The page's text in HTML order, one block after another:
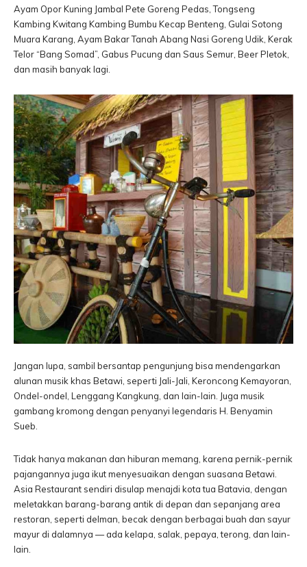
Ayam Opor Kuning Jambal Pete Goreng Pedas, Tongseng
Kambing Kwitang Kambing Bumbu Kecap Benteng, Gulai Sotong
Muara Karang, Ayam Bakar Tanah Abang Nasi Goreng Udik, Kerak
Telor “Bang Somad”, Gabus Pucung dan Saus Semur, Beer Pletok,
dan masih banyak lagi.
Jangan lupa, sambil bersantap pengunjung bisa mendengarkan
alunan musik khas Betawi, seperti Jali-Jali, Keroncong Kemayoran,
Ondel-ondel, Lenggang Kangkung, dan lain-lain. Juga musik
gambang kromong dengan penyanyi legendaris H. Benyamin
Sueb.
Tidak hanya makanan dan hiburan memang, karena pernik-pernik
pajangannya juga ikut menyesuaikan dengan suasana Betawi.
Asia Restaurant sendiri disulap menajdi kota tua Batavia, dengan
meletakkan barang-barang antik di depan dan sepanjang area
restoran, seperti delman, becak dengan berbagai buah dan sayur
mayur di dalamnya — ada kelapa, salak, pepaya, terong, dan lain-
lain.